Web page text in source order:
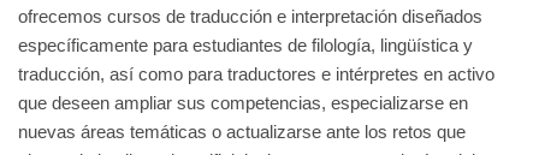
ofrecemos cursos de traducción e interpretación diseñados
específicamente para estudiantes de filología, lingüística y
traducción, así como para traductores e intérpretes en activo
que deseen ampliar sus competencias, especializarse en
nuevas áreas temáticas o actualizarse ante los retos que